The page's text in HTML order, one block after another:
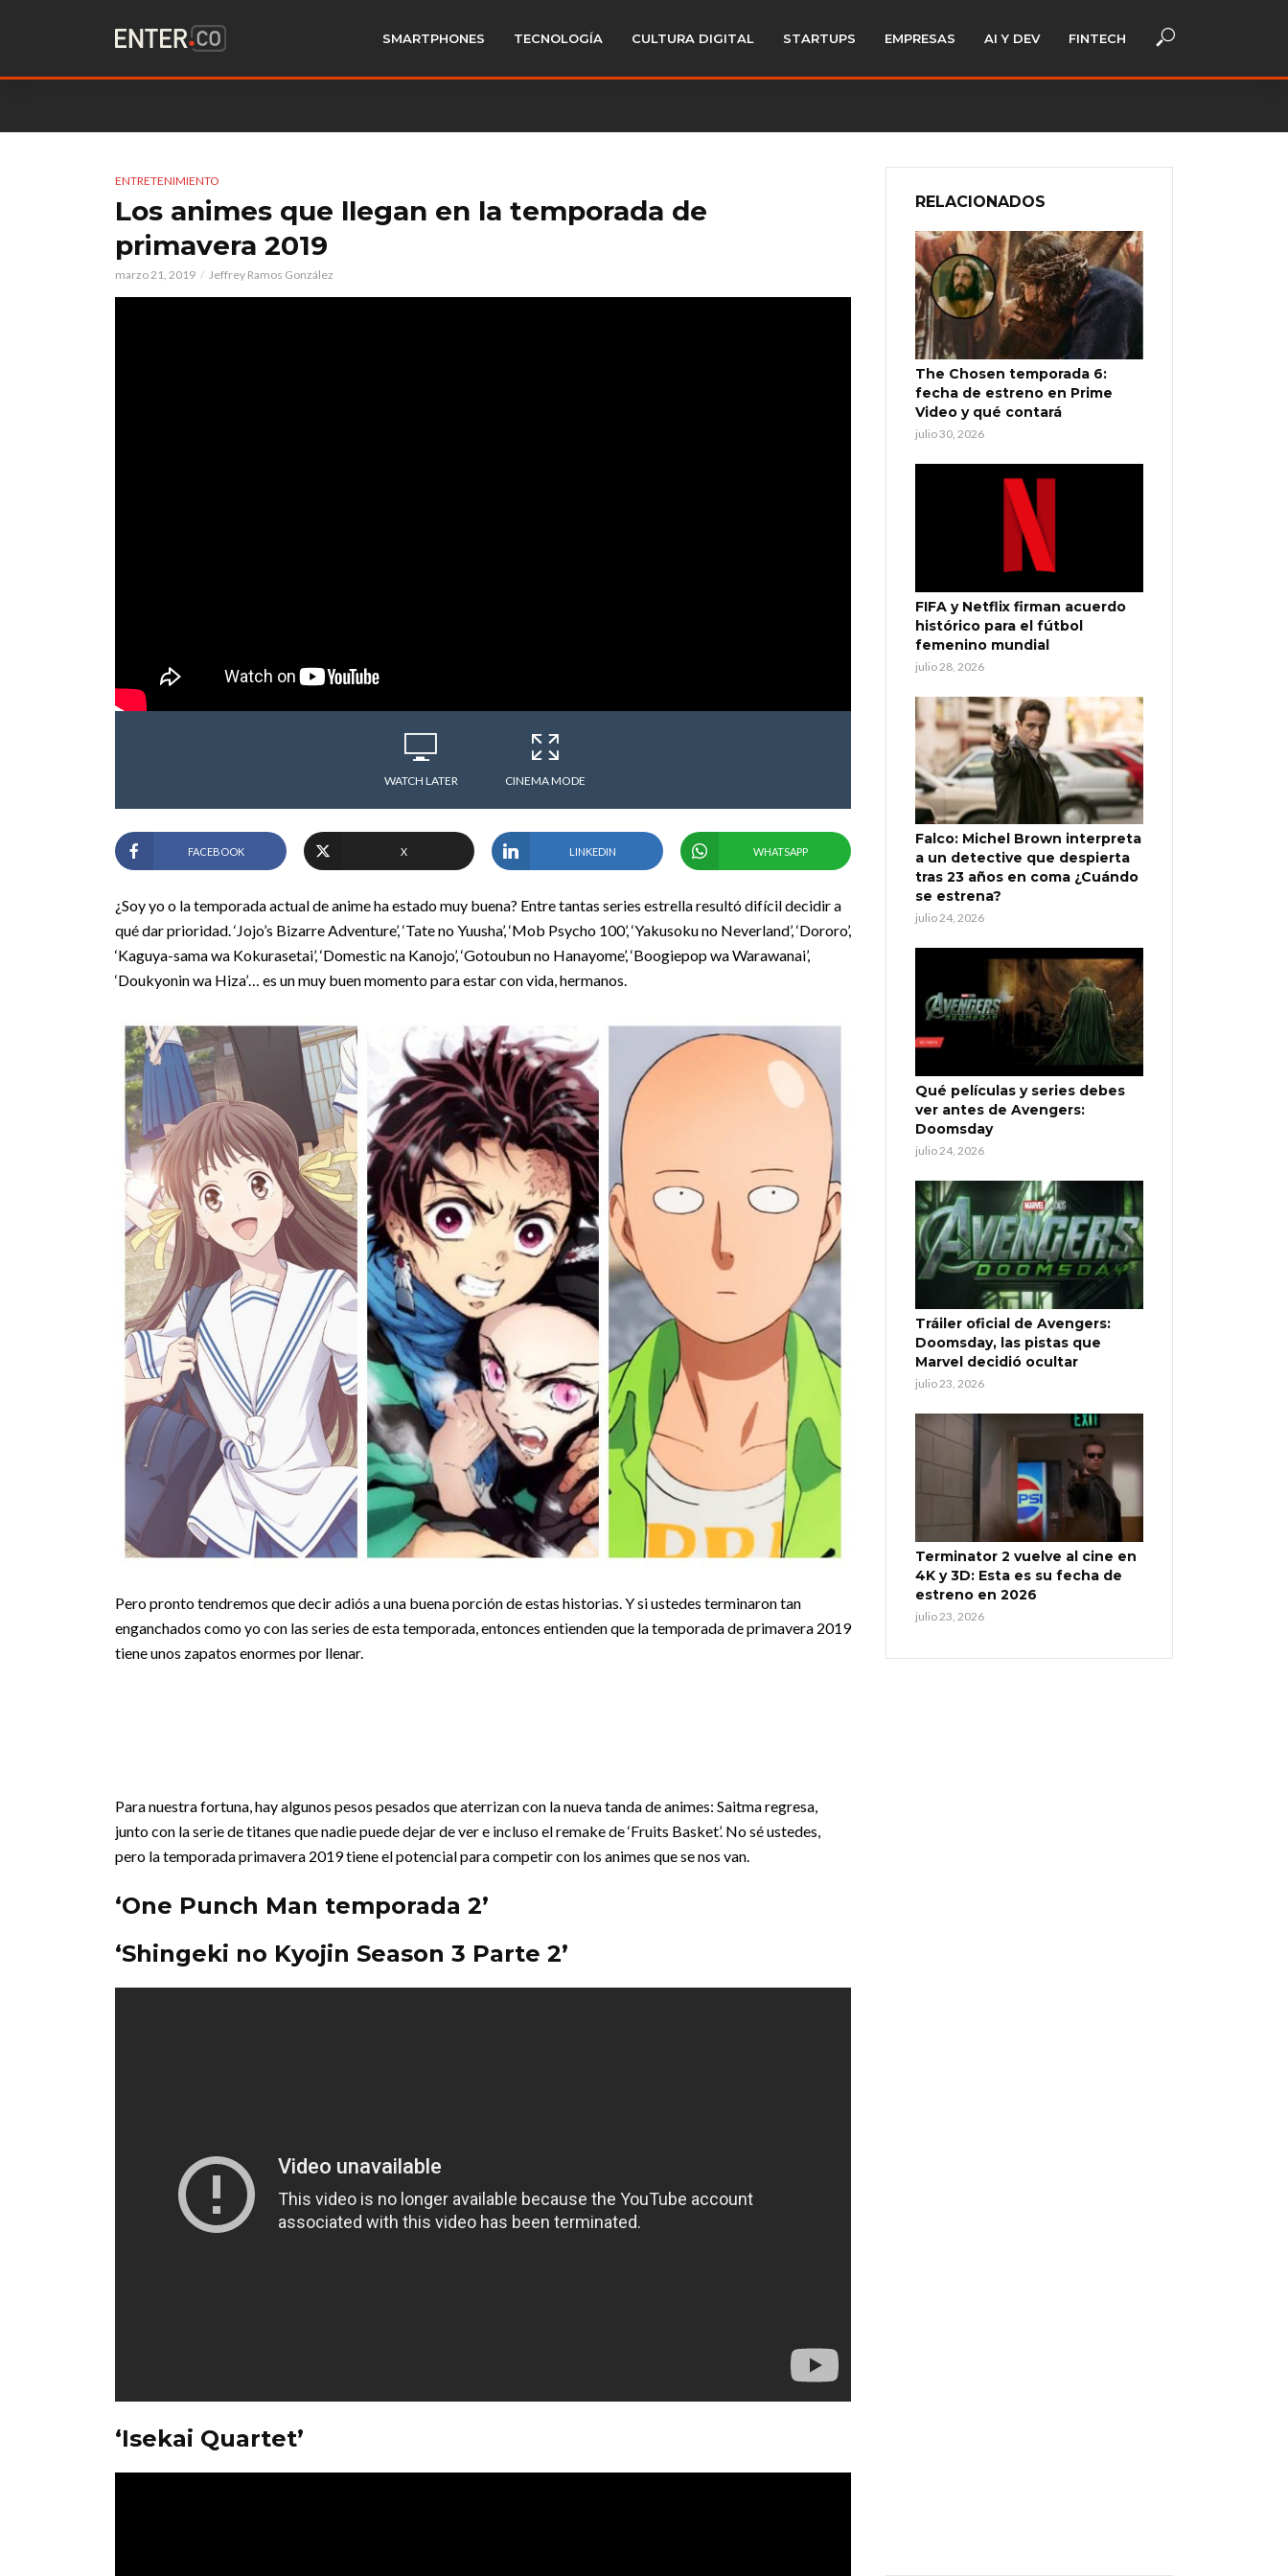
SMARTPHONES TECNOLOGÍA CULTURA DIGITAL STARTUPS EMPRESAS AI Y DEV FINTECH
ENTRETENIMIENTO
Los animes que llegan en la temporada de
primavera 2019
marzo 21, 2019 Jeffrey Ramos González
WATCH LATER CINEMA MODE
FACEBOOK X LINKEDIN WHATSAPP
¿Soy yo o la temporada actual de anime ha estado muy buena? Entre tantas series estrella resultó difícil decidir a
qué dar prioridad. ‘Jojo’s Bizarre Adventure’, ‘Tate no Yuusha’, ‘Mob Psycho 100’, ‘Yakusoku no Neverland’, ‘Dororo’,
‘Kaguya-sama wa Kokurasetai’, ‘Domestic na Kanojo’, ‘Gotoubun no Hanayome’, ‘Boogiepop wa Warawanai’,
‘Doukyonin wa Hiza’… es un muy buen momento para estar con vida, hermanos.
Pero pronto tendremos que decir adiós a una buena porción de estas historias. Y si ustedes terminaron tan
enganchados como yo con las series de esta temporada, entonces entienden que la temporada de primavera 2019
tiene unos zapatos enormes por llenar.
Para nuestra fortuna, hay algunos pesos pesados que aterrizan con la nueva tanda de animes: Saitma regresa,
junto con la serie de titanes que nadie puede dejar de ver e incluso el remake de ‘Fruits Basket’. No sé ustedes,
pero la temporada primavera 2019 tiene el potencial para competir con los animes que se nos van.
‘One Punch Man temporada 2’
‘Shingeki no Kyojin Season 3 Parte 2’
‘Isekai Quartet’
RELACIONADOS
The Chosen temporada 6:
fecha de estreno en Prime
Video y qué contará
julio 30, 2026
FIFA y Netflix firman acuerdo
histórico para el fútbol
femenino mundial
julio 28, 2026
Falco: Michel Brown interpreta
a un detective que despierta
tras 23 años en coma ¿Cuándo
se estrena?
julio 24, 2026
Qué películas y series debes
ver antes de Avengers:
Doomsday
julio 24, 2026
Tráiler oficial de Avengers:
Doomsday, las pistas que
Marvel decidió ocultar
julio 23, 2026
Terminator 2 vuelve al cine en
4K y 3D: Esta es su fecha de
estreno en 2026
julio 23, 2026